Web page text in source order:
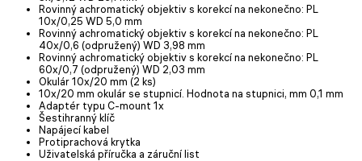
Rovinný achromatický objektiv s korekcí na nekonečno: PL
10x/0,25 WD 5,0 mm
Rovinný achromatický objektiv s korekcí na nekonečno: PL
40x/0,6 (odpružený) WD 3,98 mm
Rovinný achromatický objektiv s korekcí na nekonečno: PL
60x/0,7 (odpružený) WD 2,03 mm
Okulár 10x/20 mm (2 ks)
10x/20 mm okulár se stupnicí. Hodnota na stupnici, mm 0,1 mm
Adaptér typu C-mount 1x
Šestihranný klíč
Napájecí kabel
Protiprachová krytka
Uživatelská příručka a záruční list